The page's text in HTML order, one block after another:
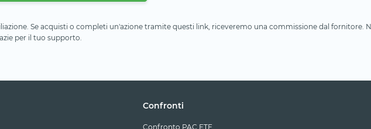
Se acquisti o completi un'azione tramite questi link, riceveremo una commissione dal fornitore.
per il tuo supporto.
Confronti
Confronto PAC ETF